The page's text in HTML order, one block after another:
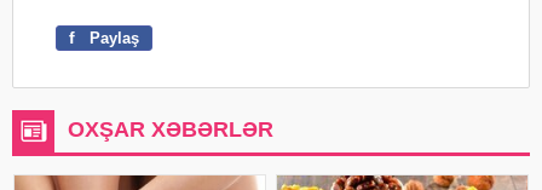
f Paylaş
OXŞAR XƏBƏRLƏR